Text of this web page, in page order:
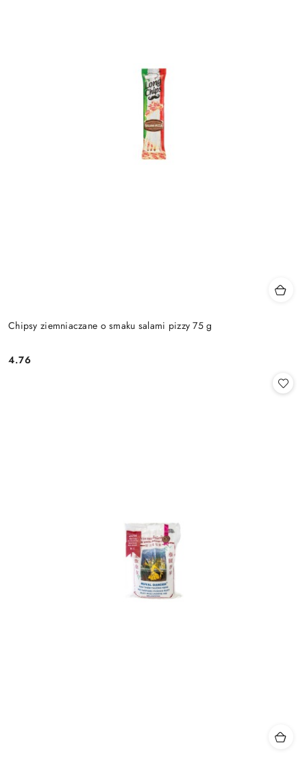
Chipsy ziemniaczane o smaku salami pizzy 75 g
Cena:
4.76